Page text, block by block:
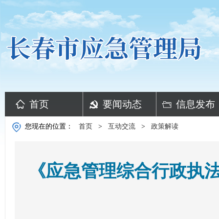
首页 要闻动态 信息发布
您现在的位置： 首页 > 互动交流 > 政策解读
《应急管理综合行政执